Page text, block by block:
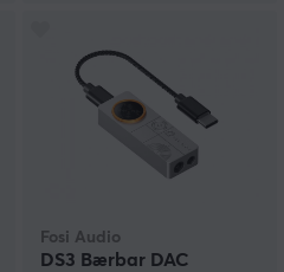
Fosi Audio
DS3 Bærbar DAC